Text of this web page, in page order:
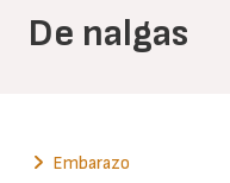
De nalgas
Embarazo